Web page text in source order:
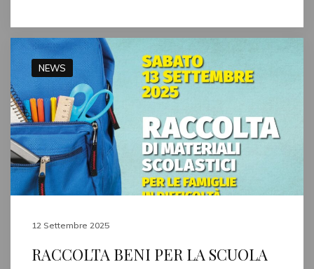
NEWS
12 Settembre 2025
RACCOLTA BENI PER LA SCUOLA